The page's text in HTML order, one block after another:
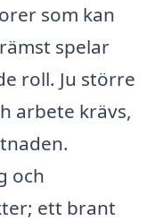
som kan
spelar
roll. Ju större
arbete krävs,
och
ett brant